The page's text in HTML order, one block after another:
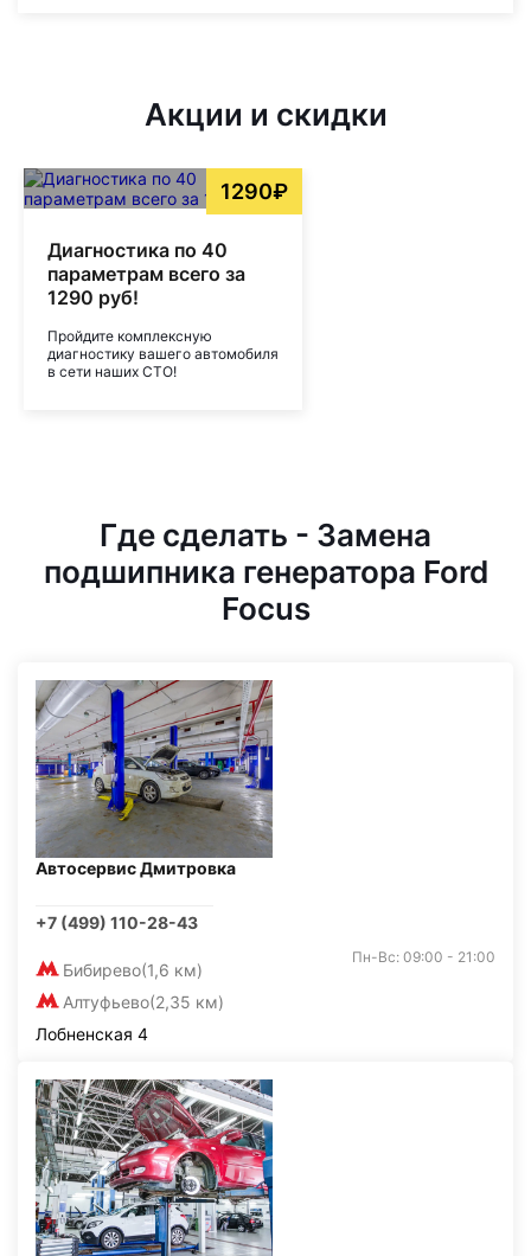
Акции и скидки
1290₽
Диагностика по 40
параметрам всего за
1290 руб!
Пройдите комплексную
диагностику вашего автомобиля
в сети наших СТО!
Где сделать - Замена
подшипника генератора Ford
Focus
Автосервис Дмитровка
+7 (499) 110-28-43
Бибирево(1,6 км)
Алтуфьево(2,35 км)
Пн-Вс: 09:00 - 21:00
Лобненская 4